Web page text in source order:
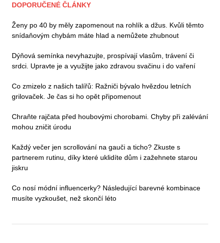
DOPORUČENÉ ČLÁNKY
Ženy po 40 by měly zapomenout na rohlík a džus. Kvůli těmto
snídaňovým chybám máte hlad a nemůžete zhubnout
Dýňová semínka nevyhazujte, prospívají vlasům, trávení či
srdci. Upravte je a využijte jako zdravou svačinu i do vaření
Co zmizelo z našich talířů: Ražniči bývalo hvězdou letních
grilovaček. Je čas si ho opět připomenout
Chraňte rajčata před houbovými chorobami. Chyby při zalévání
mohou zničit úrodu
Každý večer jen scrollování na gauči a ticho? Zkuste s
partnerem rutinu, díky které uklidíte dům i zažehnete starou
jiskru
Co nosí módní influencerky? Následující barevné kombinace
musíte vyzkoušet, než skončí léto